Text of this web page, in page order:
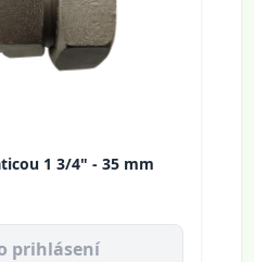
1 3/4" - 35 mm
prihlásení